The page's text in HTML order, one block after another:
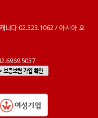
나다 02.323.1062 / 아시아 오
보증보험 가입 확인